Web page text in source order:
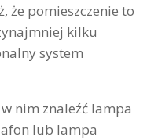
że pomieszczenie to
kilku
system
nim znaleźć lampa
lub lampa